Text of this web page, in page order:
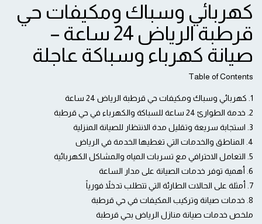
كهربائي وسباك ومكيفات حي
قرطبة الرياض 24 ساعة –
صيانة كهرباء وسباكة عاجلة
Table of Contents
1. كهربائي وسباك ومكيفات حي قرطبة الرياض 24 ساعة
2. خدمة الطوارئ 24 ساعة للسباكة والكهرباء في حي قرطبة
3. استجابة سريعة وتقليل مدة الانتظار للصيانة المنزلية
4. المناطق والخدمات التي تغطيها الخدمة في الرياض
5. التعامل الاحترافي مع تسربات المياه والمشاكل الكهربائية
6. أهمية توفر خدمات الصيانة على مدار الساعة
7. أمثلة على الحالات الطارئة التي تتطلب تدخلاً فورياً
8. خدمات صيانة وتركيب المكيفات في حي قرطبة
ملخص خدمات صيانة منازل الرياض بحي قرطبة